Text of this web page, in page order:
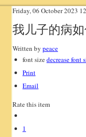
Friday, 06 October 2023
我儿子的病
Written by peace
font sizedecrease font
Print
Email
Rate this item
1